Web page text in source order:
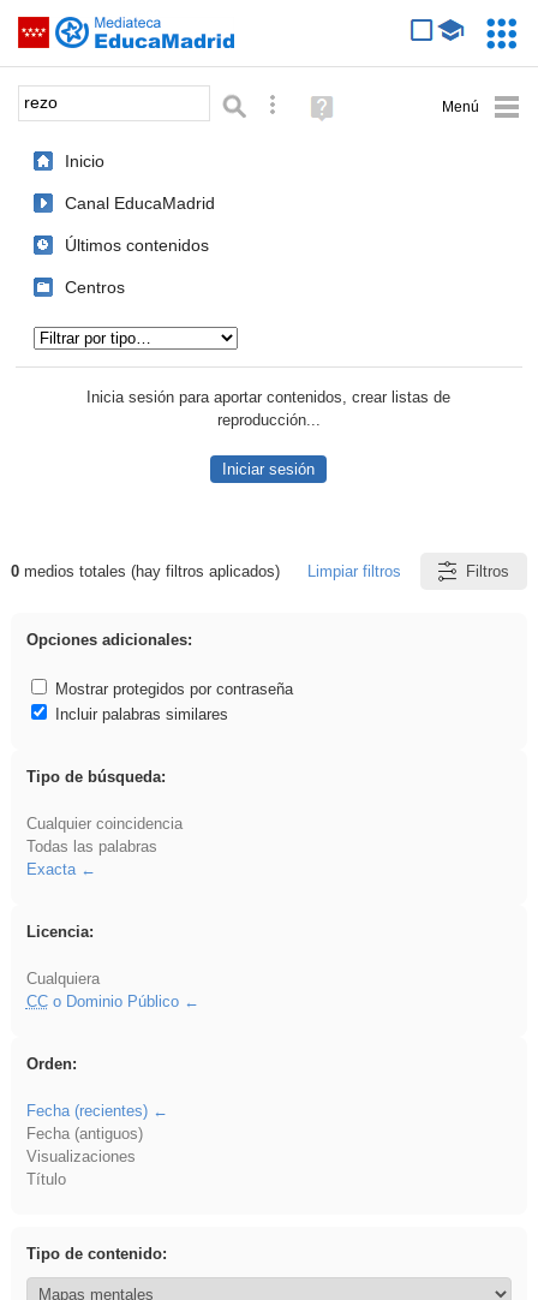
Saltar navegación
Palabra o frase: Búsqueda avanzada
Ayuda
(en
Inicio
Canal EducaMadrid
Últimos contenidos
Centros
Inicia sesión para aportar contenidos, crear listas de
reproducción...
Iniciar sesión
Resultados de: rezo
0medios totales (hay filtros aplicados) Limpiar filtros Filtros
Opciones adicionales:
Mostrar protegidos por contraseña
Incluir palabras similares
Tipo de búsqueda:
Cualquier coincidencia
Todas las palabras
Exacta
Licencia:
Cualquiera
CCo Dominio Público
Orden:
Fecha (recientes)
Fecha (antiguos)
Visualizaciones
Título
Tipo de contenido: